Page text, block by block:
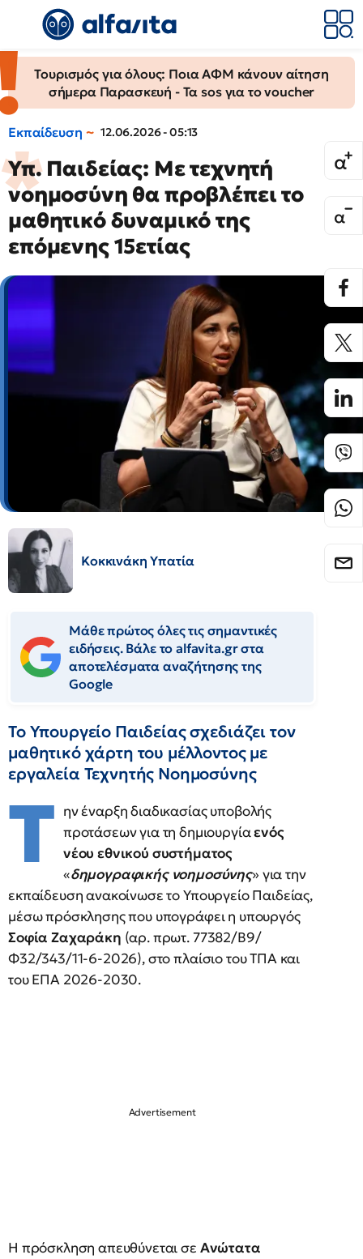
Τουρισμός για όλους: Ποια ΑΦΜ κάνουν αίτηση
σήμερα Παρασκευή - Τα sos για το voucher
Εκπαίδευση 12.06.2026 - 05:13
Υπ. Παιδείας: Με τεχνητή
νοημοσύνη θα προβλέπει το
μαθητικό δυναμικό της
επόμενης 15ετίας
Κοκκινάκη Υπατία
Μάθε πρώτος όλες τις σημαντικές
ειδήσεις. Βάλε το alfavita.gr στα
αποτελέσματα αναζήτησης της
Google
Το Υπουργείο Παιδείας σχεδιάζει τον
μαθητικό χάρτη του μέλλοντος με
εργαλεία Τεχνητής Νοημοσύνης
Τ ην έναρξη διαδικασίας υποβολής
προτάσεων για τη δημιουργίαενός
νέου εθνικού συστήματος
«δημογραφικής νοημοσύνης» για την
εκπαίδευση ανακοίνωσε το Υπουργείο Παιδείας,
μέσω πρόσκλησης που υπογράφει η υπουργός
Σοφία Ζαχαράκη (αρ. πρωτ. 77382/Β9/
Φ32/343/11-6-2026), στο πλαίσιο του ΤΠΑ και
του ΕΠΑ 2026-2030.
Η πρόσκληση απευθύνεται σε Ανώτατα